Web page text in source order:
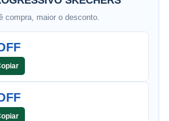
compra, maior o desconto.